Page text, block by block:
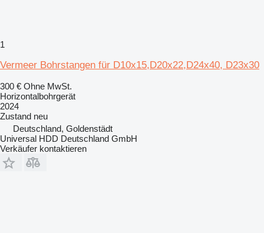
1
Vermeer Bohrstangen für D10x15,D20x22,D24x40, D23x30
300 € Ohne MwSt.
Horizontalbohrgerät
2024
Zustand neu
Deutschland, Goldenstädt
Universal HDD Deutschland GmbH
Verkäufer kontaktieren